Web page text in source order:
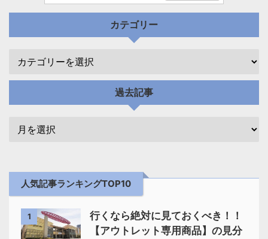
カテゴリー
過去記事
人気記事ランキングTOP10
1
行くなら絶対に見ておくべき！！
【アウトレット専用商品】の見分